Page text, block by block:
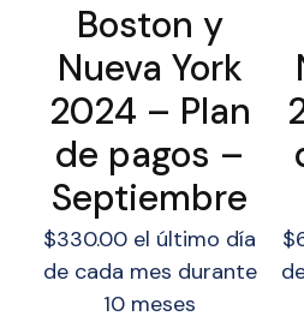
Boston y
Nueva York
2024 – Plan
de pagos –
Septiembre
$330.00 el último día
de cada mes durante
10 meses
$